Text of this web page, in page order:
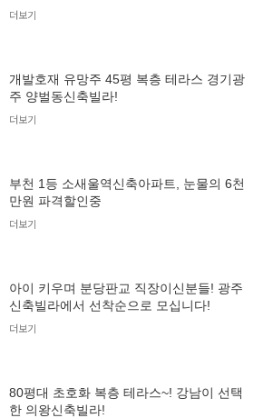
더보기
개발호재 유망주 45평 복층 테라스 경기광
주 양벌동신축빌라!
더보기
부천 1등 소새울역신축아파트, 눈물의 6천
만원 파격할인중
더보기
아이 키우며 분당판교 직장이신분들! 광주
신축빌라에서 선착순으로 모십니다!
더보기
80평대 초호화 복층 테라스~! 강남이 선택
한 의왕신축빌라!